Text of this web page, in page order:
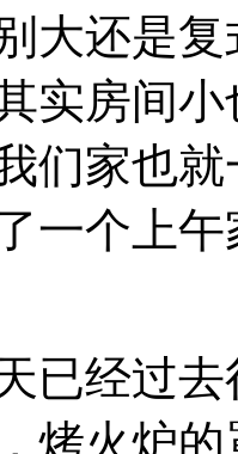
大还是
实房间
们家也
一个上
已经过
烤火炉